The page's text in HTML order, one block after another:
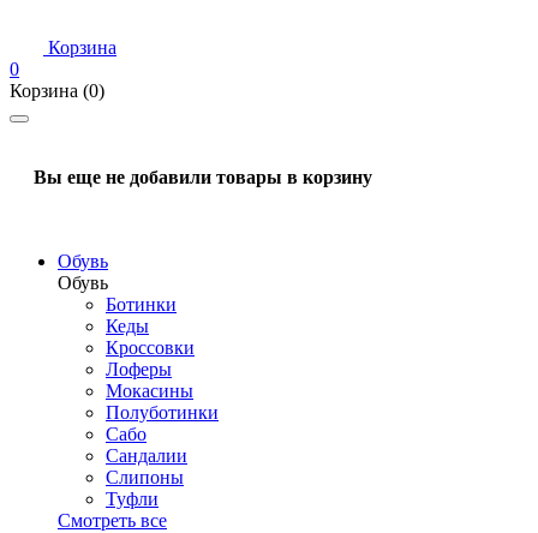
Корзина
0
Корзина (0)
Вы еще не добавили товары в корзину
Обувь
Обувь
Ботинки
Кеды
Кроссовки
Лоферы
Мокасины
Полуботинки
Сабо
Сандалии
Слипоны
Туфли
Смотреть все